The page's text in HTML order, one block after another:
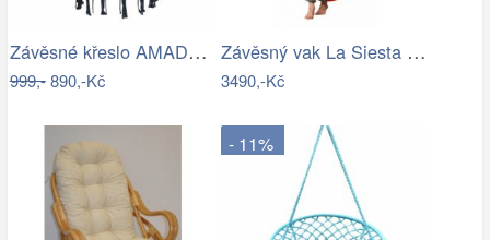
Závěsné křeslo AMADO 2 NEW Tempo Kondela
999,-890,-Kč
Závěsný vak La Siesta JOKI Outdoor - IN
3490,-Kč
- 11%